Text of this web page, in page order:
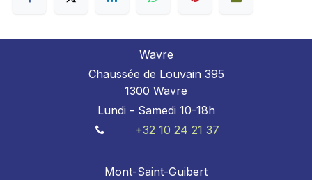
Wavre
Chaussée de Louvain 395
1300 Wavre
Lundi - Samedi 10-18h
+32 10 24 21 37
Mont-Saint-Guibert